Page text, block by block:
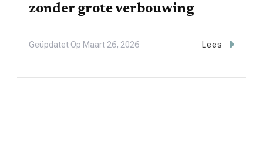
zonder grote verbouwing
Geüpdatet Op Maart 26, 2026 Lees